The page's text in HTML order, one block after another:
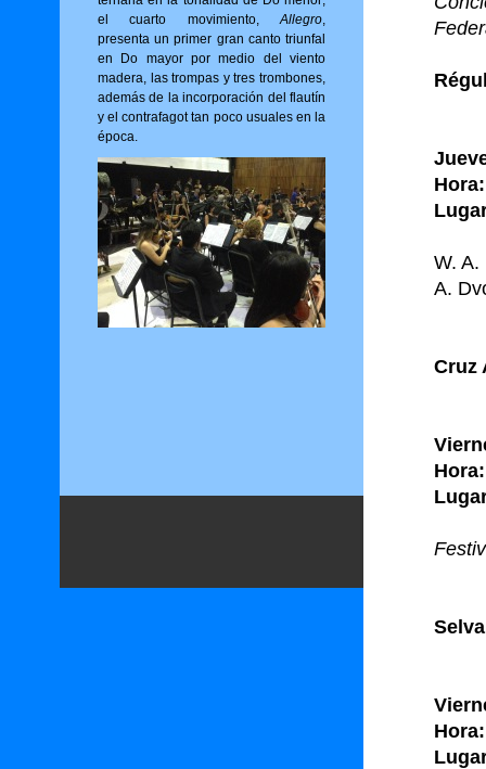
el cuarto movimiento,Allegro,
presenta un primer gran canto triunfal
en Do mayor por medio del viento
madera, las trompas y tres trombones,
además de la incorporación del flautín
y el contrafagot tan poco usuales en la
época.
W.
A.
Cruz